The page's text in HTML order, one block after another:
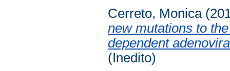
Cerreto, Monica
new mutations to
dependent
(Inedito)